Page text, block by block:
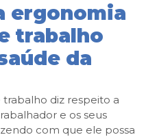
ergonomia
trabalho
da
diz respeito a
e os seus
com que ele possa